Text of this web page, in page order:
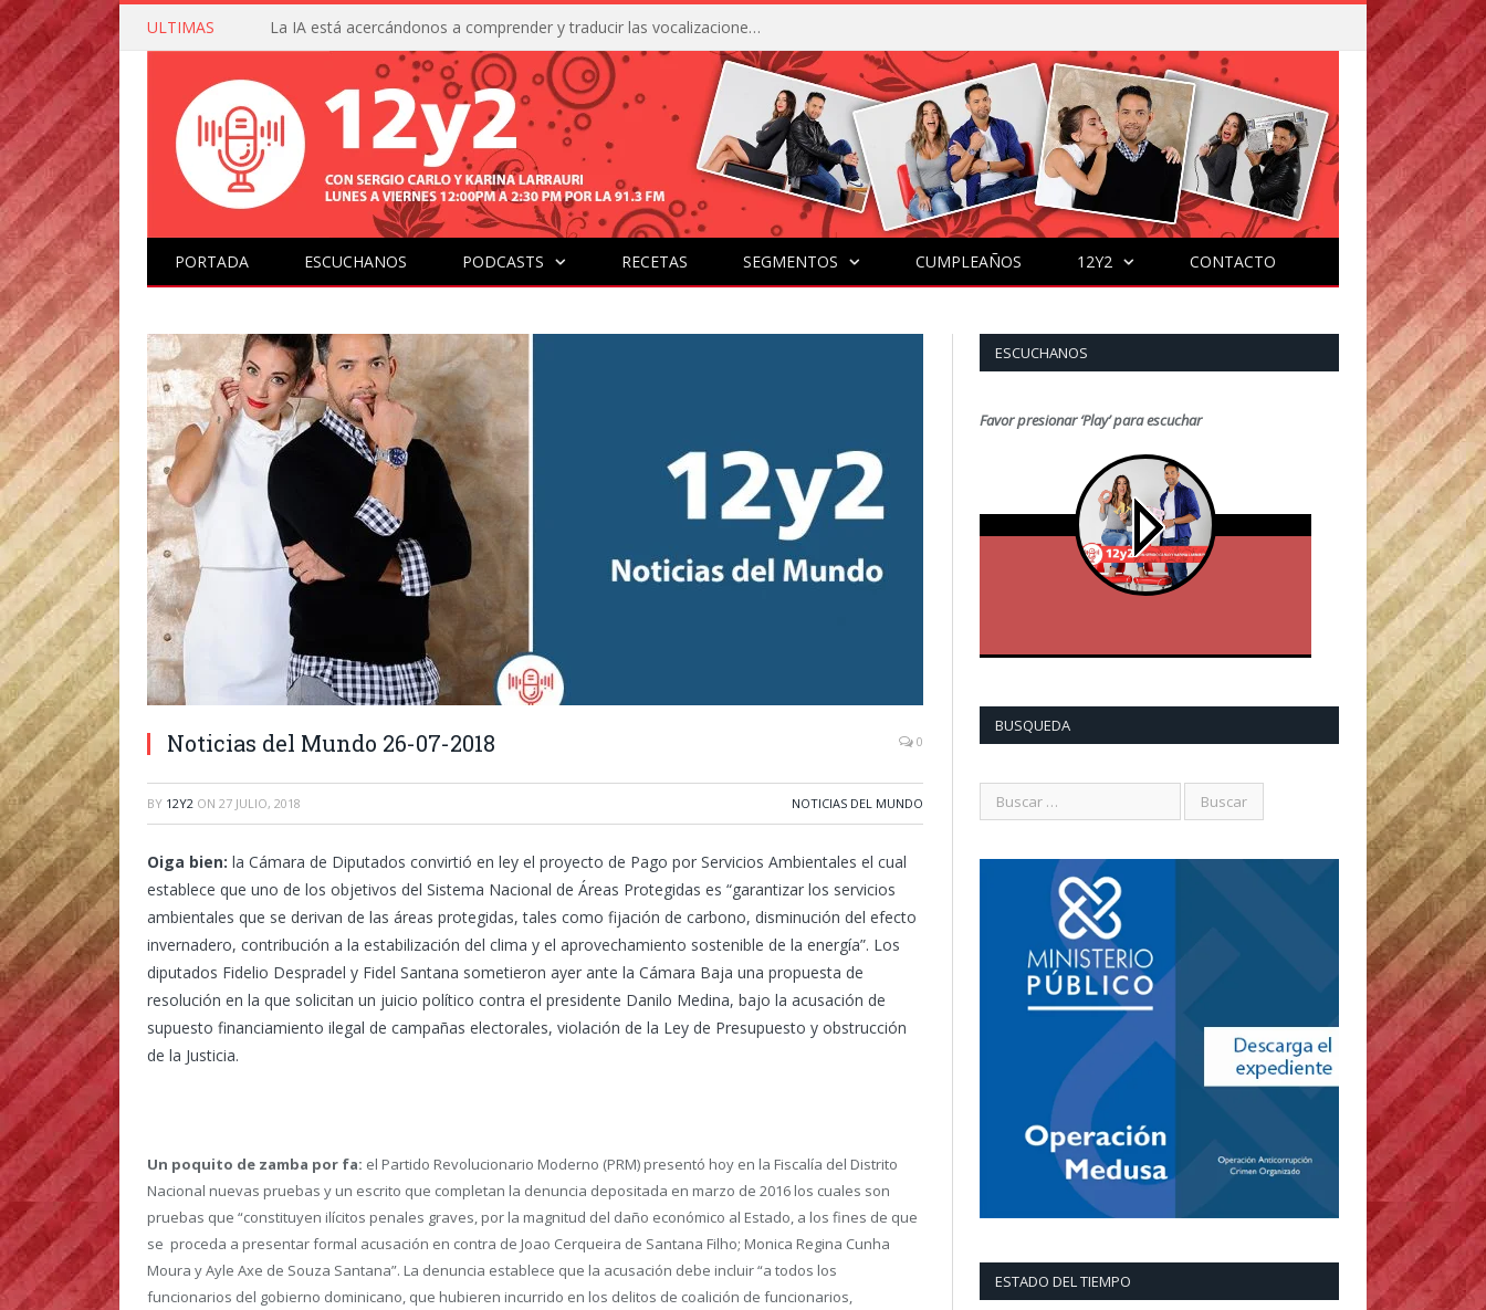
ULTIMAS La IA está acercándonos a comprender y traducir las vocalizaciones y comportamientos de nuestras mascotas
PORTADA ESCUCHANOS PODCASTS RECETAS SEGMENTOS CUMPLEAÑOS 12Y2 CONTACTO
Noticias del Mundo 26-07-2018 0
BY 12Y2 ON 27 JULIO, 2018 NOTICIAS DEL MUNDO
Oiga bien: la Cámara de Diputados convirtió en ley el proyecto de Pago por Servicios Ambientales el cual
establece que uno de los objetivos del Sistema Nacional de Áreas Protegidas es “garantizar los servicios
ambientales que se derivan de las áreas protegidas, tales como fijación de carbono, disminución del efecto
invernadero, contribución a la estabilización del clima y el aprovechamiento sostenible de la energía”. Los
diputados Fidelio Despradel y Fidel Santana sometieron ayer ante la Cámara Baja una propuesta de
resolución en la que solicitan un juicio político contra el presidente Danilo Medina, bajo la acusación de
supuesto financiamiento ilegal de campañas electorales, violación de la Ley de Presupuesto y obstrucción
de la Justicia.
Un poquito de zamba por fa: el Partido Revolucionario Moderno (PRM) presentó hoy en la Fiscalía del Distrito
Nacional nuevas pruebas y un escrito que completan la denuncia depositada en marzo de 2016 los cuales son
pruebas que “constituyen ilícitos penales graves, por la magnitud del daño económico al Estado, a los fines de que
se proceda a presentar formal acusación en contra de Joao Cerqueira de Santana Filho; Monica Regina Cunha
Moura y Ayle Axe de Souza Santana”. La denuncia establece que la acusación debe incluir “a todos los
funcionarios del gobierno dominicano, que hubieren incurrido en los delitos de coalición de funcionarios,
ESCUCHANOS
Favor presionar ‘Play’ para escuchar
BUSQUEDA
ESTADO DEL TIEMPO